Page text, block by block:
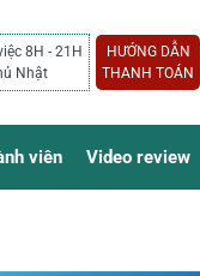
8H - 21H
Nhật
HƯỚNG DẪN
THANH TOÁN
viên Video review